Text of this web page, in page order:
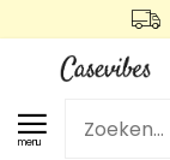
menu